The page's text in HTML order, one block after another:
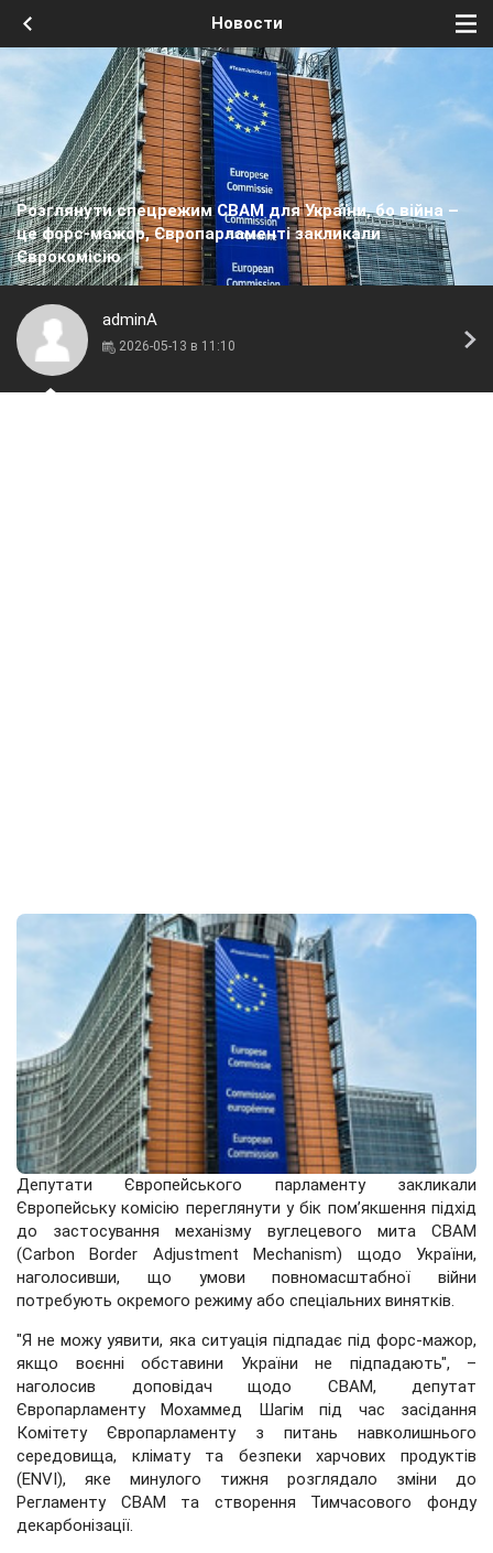
Новости
Розглянути спецрежим CBAM для України, бо війна –
це форс-мажор, Європарламенті закликали
Єврокомісію
adminA
2026-05-13 в 11:10
Депутати Європейського парламенту закликали
Європейську комісію переглянути у бік пом’якшення підхід
до застосування механізму вуглецевого мита CBAM
(Carbon Border Adjustment Mechanism) щодо України,
наголосивши, що умови повномасштабної війни
потребують окремого режиму або спеціальних винятків.
"Я не можу уявити, яка ситуація підпадає під форс-мажор,
якщо воєнні обставини України не підпадають", –
наголосив доповідач щодо CBAM, депутат
Європарламенту Мохаммед Шагім під час засідання
Комітету Європарламенту з питань навколишнього
середовища, клімату та безпеки харчових продуктів
(ENVI), яке минулого тижня розглядало зміни до
Регламенту CBAM та створення Тимчасового фонду
декарбонізації.